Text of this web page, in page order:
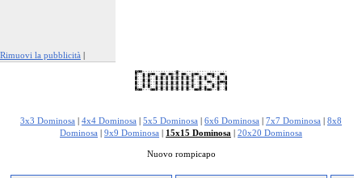
Rimuovi la pubblicità |
3x3 Dominosa | 4x4 Dominosa | 5x5 Dominosa | 6x6 Dominosa | 7x7 Dominosa | 8x8
Dominosa | 9x9 Dominosa | 15x15 Dominosa | 20x20 Dominosa
Nuovo rompicapo